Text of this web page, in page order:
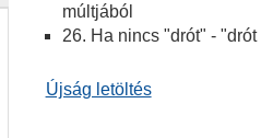
múltjából
26. Ha nincs "drót" -
Újság letöltés